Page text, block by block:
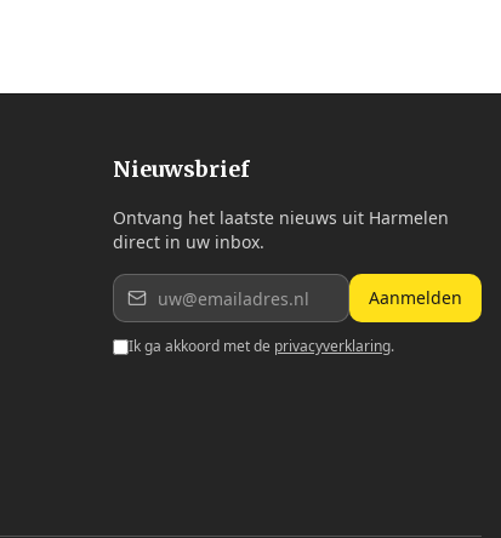
Nieuwsbrief
Ontvang het laatste nieuws uit Harmelen
direct in uw inbox.
Aanmelden
Ik ga akkoord met de privacyverklaring.